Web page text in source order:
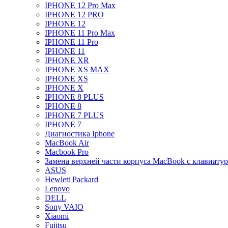
IPHONE 12 Pro Max
IPHONE 12 PRO
IPHONE 12
IPHONE 11 Pro Max
IPHONE 11 Pro
IPHONE 11
IPHONE XR
IPHONE XS MAX
IPHONE XS
IPHONE X
IPHONE 8 PLUS
IPHONE 8
IPHONE 7 PLUS
IPHONE 7
Диагностика Iphone
MacBook Air
Macbook Pro
Замена верхней части корпуса MacBook с
ASUS
Hewlett Packard
Lenovo
DELL
Sony VAIO
Xiaomi
Fujitsu